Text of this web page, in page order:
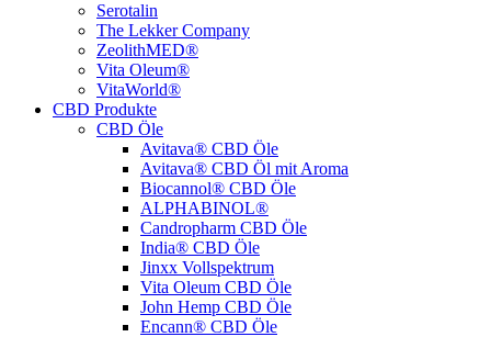
Serotalin
The Lekker Company
ZeolithMED®
Vita Oleum®
VitaWorld®
CBD Produkte
CBD Öle
Avitava® CBD Öle
Avitava® CBD Öl mit Aroma
Biocannol® CBD Öle
ALPHABINOL®
Candropharm CBD Öle
India® CBD Öle
Jinxx Vollspektrum
Vita Oleum CBD Öle
John Hemp CBD Öle
Encann® CBD Öle